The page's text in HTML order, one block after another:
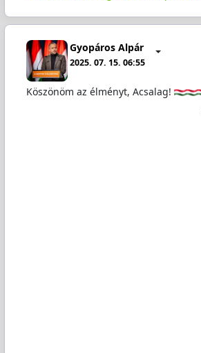
Gyopáros Alpár
2025. 07. 15. 06:55
Köszönöm az élményt, Acsalag!